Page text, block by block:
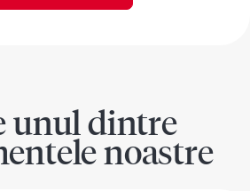
unul dintre
noastre